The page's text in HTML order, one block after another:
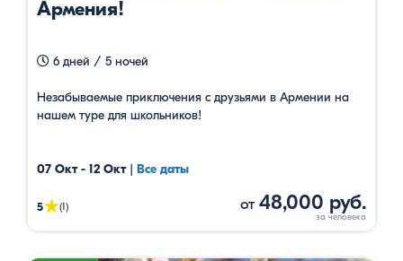
Армения!
6 дней / 5 ночей
Незабываемые приключения с друзьями в Армении на
нашем туре для школьников!
07 Окт - 12 Окт| Все даты
5★(1) от 48,000 руб.